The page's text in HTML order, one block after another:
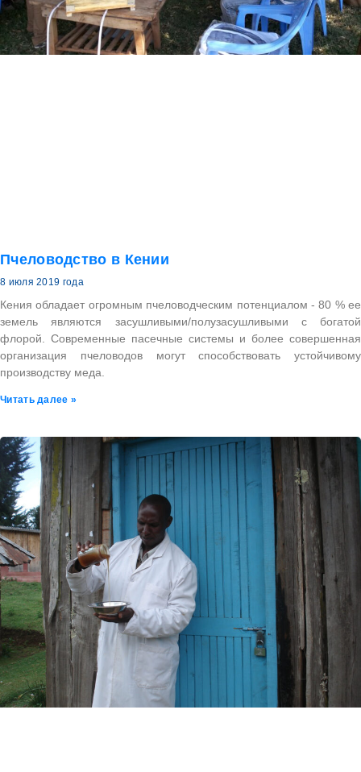
Пчеловодство в Кении
8 июля 2019 года
Кения обладает огромным пчеловодческим потенциалом - 80 % ее
земель являются засушливыми/полузасушливыми с богатой
флорой. Современные пасечные системы и более совершенная
организация пчеловодов могут способствовать устойчивому
производству меда.
Читать далее »